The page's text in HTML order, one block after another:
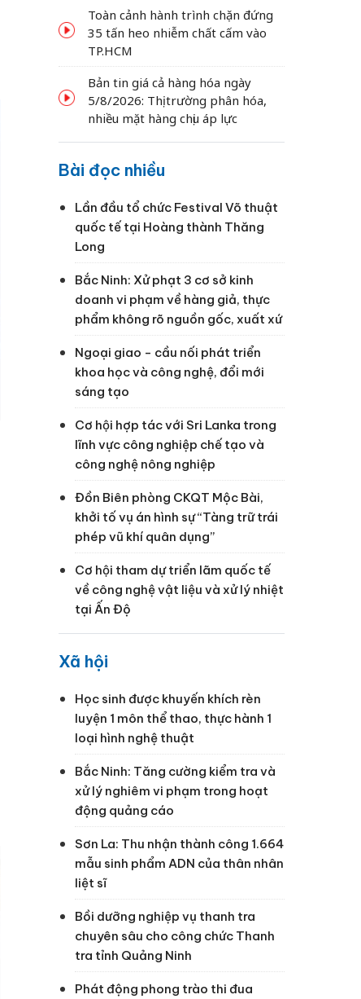
Toàn cảnh hành trình chặn đứng
35 tấn heo nhiễm chất cấm vào
TP.HCM
Bản tin giá cả hàng hóa ngày
5/8/2026: Thị trường phân hóa,
nhiều mặt hàng chịu áp lực
Bài đọc nhiều
Lần đầu tổ chức Festival Võ thuật
quốc tế tại Hoàng thành Thăng
Long
Bắc Ninh: Xử phạt 3 cơ sở kinh
doanh vi phạm về hàng giả, thực
phẩm không rõ nguồn gốc, xuất xứ
Ngoại giao - cầu nối phát triển
khoa học và công nghệ, đổi mới
sáng tạo
Cơ hội hợp tác với Sri Lanka trong
lĩnh vực công nghiệp chế tạo và
công nghệ nông nghiệp
Đồn Biên phòng CKQT Mộc Bài,
khởi tố vụ án hình sự “Tàng trữ trái
phép vũ khí quân dụng”
Cơ hội tham dự triển lãm quốc tế
về công nghệ vật liệu và xử lý nhiệt
tại Ấn Độ
Xã hội
Học sinh được khuyến khích rèn
luyện 1 môn thể thao, thực hành 1
loại hình nghệ thuật
Bắc Ninh: Tăng cường kiểm tra và
xử lý nghiêm vi phạm trong hoạt
động quảng cáo
Sơn La: Thu nhận thành công 1.664
mẫu sinh phẩm ADN của thân nhân
liệt sĩ
Bồi dưỡng nghiệp vụ thanh tra
chuyên sâu cho công chức Thanh
tra tỉnh Quảng Ninh
Phát động phong trào thi đua